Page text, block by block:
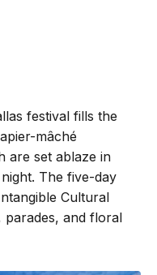
festival fills the
mâché
are set ablaze in
The five-day
Cultural
parades, and floral